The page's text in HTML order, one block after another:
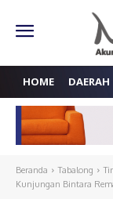
HOME DAERAH
Beranda Tabalong
Kunjungan Bintara